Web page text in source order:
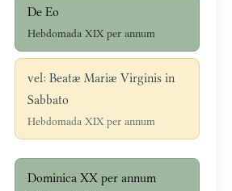
De Eo
Hebdomada XIX per annum
vel: Beatæ Mariæ Virginis in
Sabbato
Hebdomada XIX per annum
Dominica XX per annum